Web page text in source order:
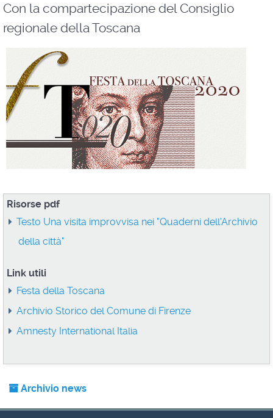
Con la compartecipazione del Consiglio
regionale della Toscana
Risorse pdf
Testo Una visita improvvisa nei "Quaderni dell'Archivio
della città"
Link utili
Festa della Toscana
Archivio Storico del Comune di Firenze
Amnesty International Italia
Archivio news